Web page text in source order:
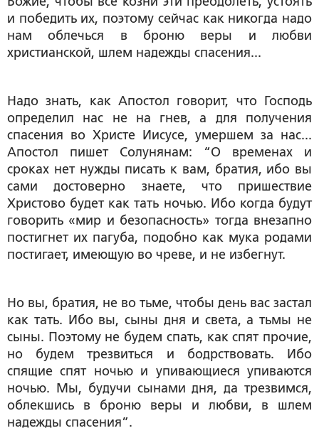
и победить их, поэтому сейчас как никогда надо
нам облечься в броню веры и любви
христианской, шлем надежды спасения...
Надо знать, как Апостол говорит, что Господь
определил нас не на гнев, а для получения
спасения во Христе Иисусе, умершем за нас...
Апостол пишет Солунянам: “О временах и
сроках нет нужды писать к вам, братия, ибо вы
сами достоверно знаете, что пришествие
Христово будет как тать ночью. Ибо когда будут
говорить «мир и безопасность» тогда внезапно
постигнет их пагуба, подобно как мука родами
постигает, имеющую во чреве, и не избегнут.
Но вы, братия, не во тьме, чтобы день вас застал
как тать. Ибо вы, сыны дня и света, а тьмы не
сыны. Поэтому не будем спать, как спят прочие,
но будем трезвиться и бодрствовать. Ибо
спящие спят ночью и упивающиеся упиваются
ночью. Мы, будучи сынами дня, да трезвимся,
облекшись в броню веры и любви, в шлем
надежды спасения”.